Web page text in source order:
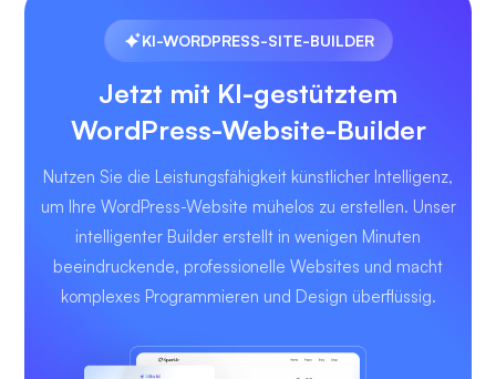
KI-WORDPRESS-SITE-BUILDER
Jetzt mit KI-gestütztem
WordPress-Website-Builder
Nutzen Sie die Leistungsfähigkeit künstlicher Intelligenz,
um Ihre WordPress-Website mühelos zu erstellen. Unser
intelligenter Builder erstellt in wenigen Minuten
beeindruckende, professionelle Websites und macht
komplexes Programmieren und Design überflüssig.